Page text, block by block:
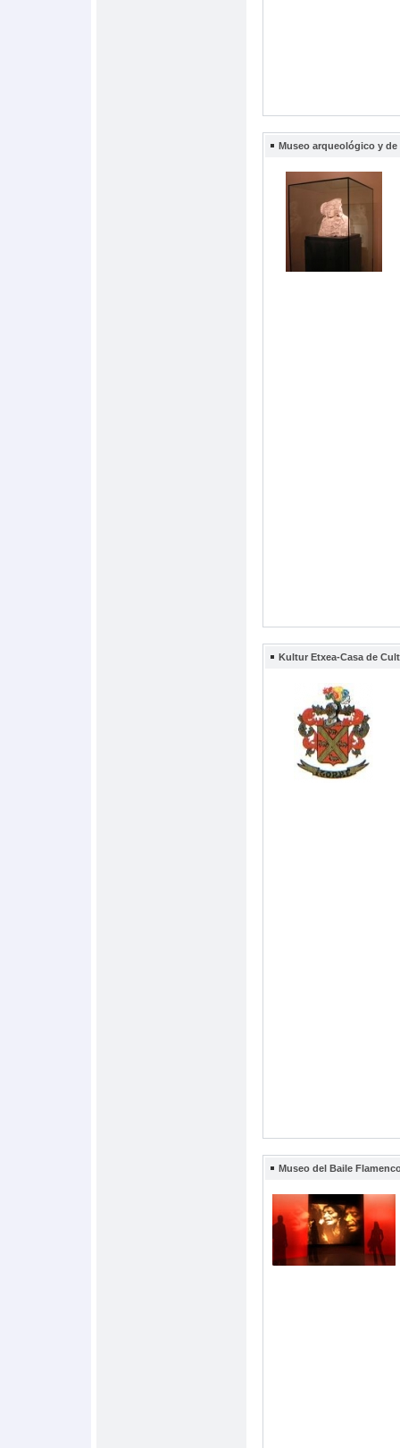
Museo arqueológico y
Kultur Etxea-Casa de
Museo del Baile